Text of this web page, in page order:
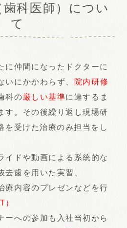
科医師）につい
て
に仲間になったドクターに
いにかかわらず、
院内研修
科の厳しい基準に達するま
す。その後繰り返し現場研
を受けた治療のみ担当をし
イドや動画による系統的な
去歯を用いた実習、
療内容のプレゼンなどを行
）
ーへの参加も入社当初から